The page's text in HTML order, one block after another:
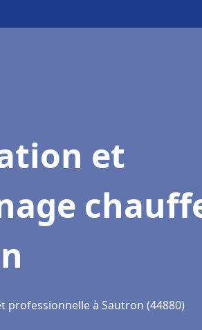
et
professionnelle à Sautron (44880)